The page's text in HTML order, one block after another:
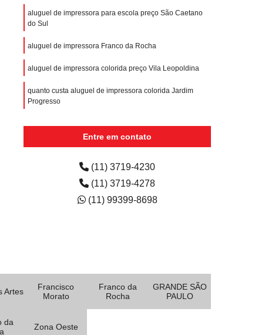
aluguel de impressora para escola preço São Caetano
do Sul
aluguel de impressora Franco da Rocha
aluguel de impressora colorida preço Vila Leopoldina
quanto custa aluguel de impressora colorida Jardim
Progresso
Bernardo do CampoEntre em contato
(11) 3719-4230
(11) 3719-4278
(11) 99399-8698
Artes
Francisco
Morato
Franco da
Rocha
GRANDE SÃO
PAULO
da
Zona Oeste